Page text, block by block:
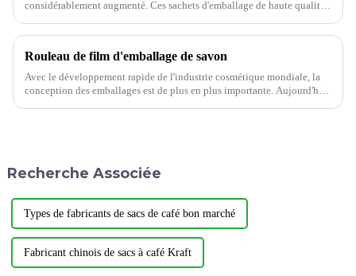
considérablement augmenté. Ces sachets d'emballage de haute qualité
Rouleau de film d'emballage de savon
Avec le développement rapide de l'industrie cosmétique mondiale, la
conception des emballages est de plus en plus importante. Aujourd'hui,
Recherche Associée
Types de fabricants de sacs de café bon marché
Fabricant chinois de sacs à café Kraft